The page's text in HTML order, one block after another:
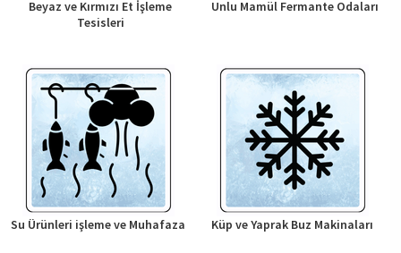
Beyaz ve Kırmızı Et İşleme
Tesisleri
Unlu Mamül Fermante Odaları
Su Ürünleri işleme ve Muhafaza Küp ve Yaprak Buz Makinaları